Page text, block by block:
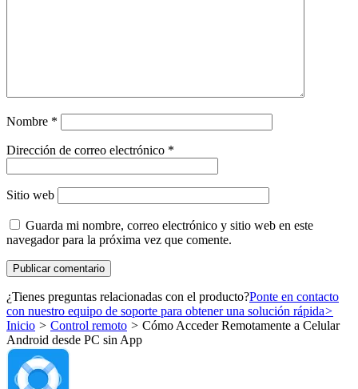
Nombre *
Dirección de correo electrónico *
Sitio web
Guarda mi nombre, correo electrónico y sitio web en este
navegador para la próxima vez que comente.
¿Tienes preguntas relacionadas con el producto?Ponte en contacto
con nuestro equipo de soporte para obtener una solución rápida>
Inicio > Control remoto > Cómo Acceder Remotamente a Celular
Android desde PC sin App